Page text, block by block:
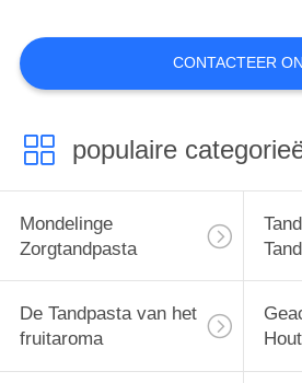
Mondelinge
CONTACTEER
populaire
Mondelinge
Zorgtandpasta
De Tandpasta van het
fruitaroma